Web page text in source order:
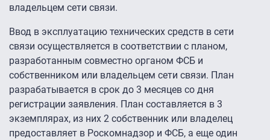
владельцем сети связи.
Ввод в эксплуатацию технических средств в сети
связи осуществляется в соответствии с планом,
разработанным совместно органом ФСБ и
собственником или владельцем сети связи. План
разрабатывается в срок до 3 месяцев со дня
регистрации заявления. План составляется в 3
экземплярах, из них 2 собственник или владелец
предоставляет в Роскомнадзор и ФСБ, а еще один